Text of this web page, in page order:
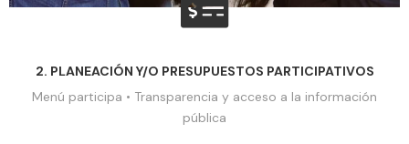
2. PLANEACIÓN Y/O PRESUPUESTOS PARTICIPATIVOS
Menú participa • Transparencia y acceso a la información
pública